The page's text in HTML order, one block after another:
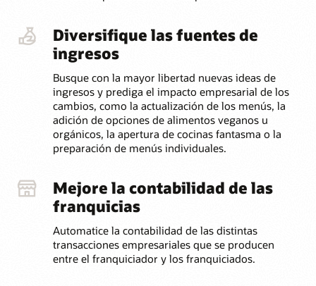
Diversifique las fuentes de
ingresos
Busque con la mayor libertad nuevas ideas de
ingresos y prediga el impacto empresarial de los
cambios, como la actualización de los menús, la
adición de opciones de alimentos veganos u
orgánicos, la apertura de cocinas fantasma o la
preparación de menús individuales.
Mejore la contabilidad de las
franquicias
Automatice la contabilidad de las distintas
transacciones empresariales que se producen
entre el franquiciador y los franquiciados.